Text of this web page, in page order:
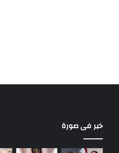
خبر فى صورة